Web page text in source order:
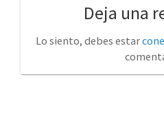
Deja una
Lo siento, debes estar